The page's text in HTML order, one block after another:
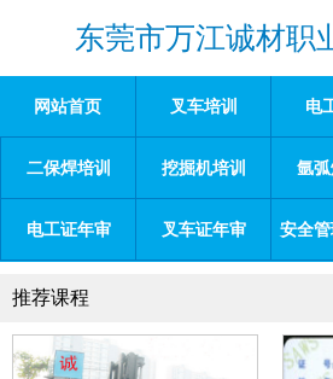
东莞市万江诚材职
网站首页 叉车培训 电
二保焊培训 挖掘机培训 氩弧
电工证年审 叉车证年审 安全管
推荐课程